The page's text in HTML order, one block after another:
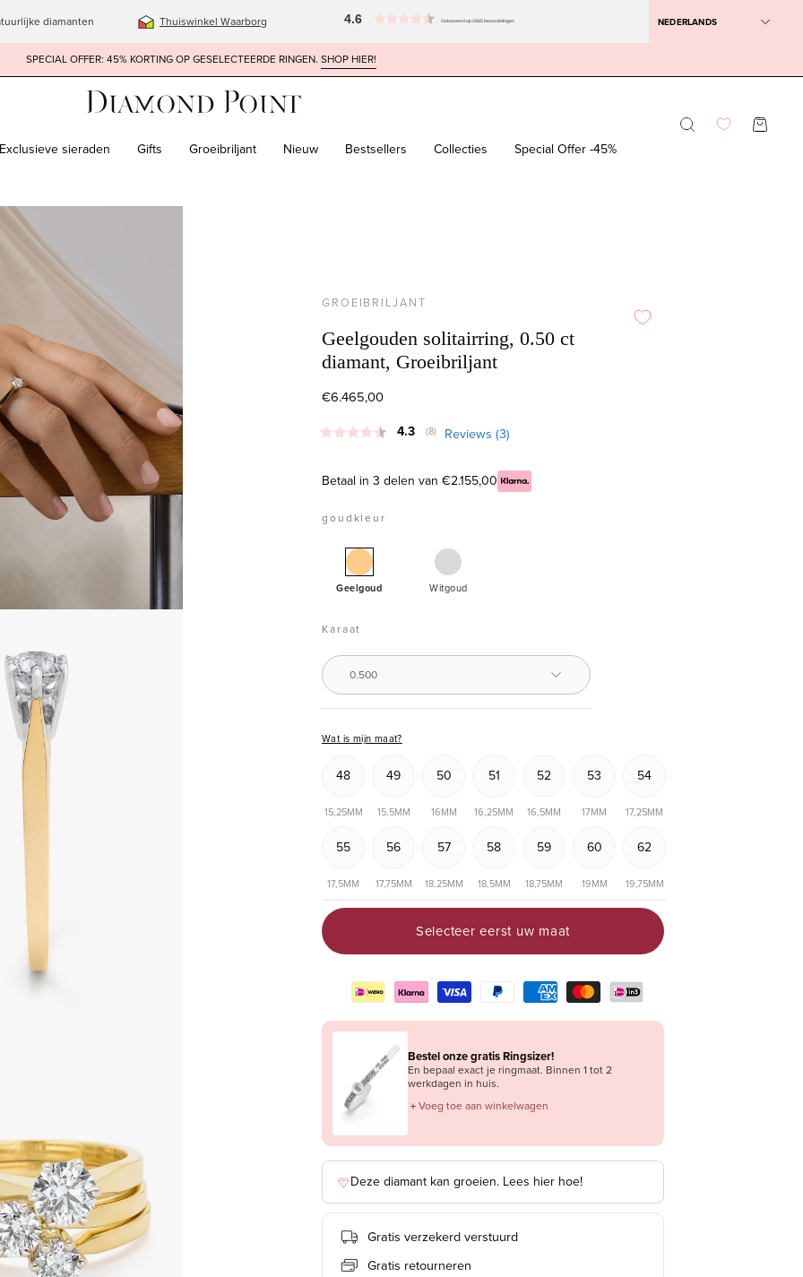
diamanten Thuiswinkel Waarborg 4.6 Gebaseerd op 2665 beoordelingen NEDERLANDS
SPECIAL OFFER: 45% KORTING OP GESELECTEERDE RINGEN. SHOP HIER!
Exclusieve sieraden Gifts Groeibriljant Nieuw Bestsellers Collecties Special Offer -45%
Zoekbalk
GROEIBRILJANT
Geelgouden solitairring, 0.50 ct
diamant, Groeibriljant
€6.465,00
Gemiddelde beoordeling:
4.3 (aantal stemmen:
8) Reviews (3)
Betaal in 3 delen van €2.155,00
goudkleur
Geelgouden
solitairring,
ct
Groeibriljant
Geelgoud
Witgouden
Witgoud
Karaat
0.500
Wat is mijn maat?
48
15,25MM
49
15,5MM
50
16MM
51
16,25MM
52
16,5MM
53
17MM
54
17,25MM
55
17,5MM
56
17,75MM
57
18,25MM
58
18,5MM
59
18,75MM
60
19MM
62
19,75MM
Selecteer eerst uw maat
Bestel onze gratis Ringsizer!
En bepaal exact je ringmaat. Binnen 1 tot 2
werkdagen in huis.
＋Voeg toe aan winkelwagen
Deze diamant kan groeien. Lees hier hoe!
Gratis verzekerd verstuurd
Gratis retourneren